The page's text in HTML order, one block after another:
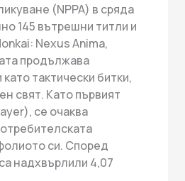
(NPPA) в сряда
145 вътрешни титли и
Nexus Anima,
продължава
тактически битки,
свят. Като първият
се очаква
си. Според
надхвърлили 4,07